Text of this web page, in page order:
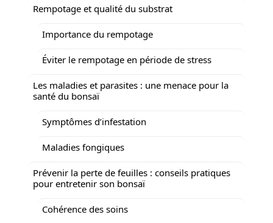
Rempotage et qualité du substrat
Importance du rempotage
Éviter le rempotage en période de stress
Les maladies et parasites : une menace pour la
santé du bonsaï
Symptômes d’infestation
Maladies fongiques
Prévenir la perte de feuilles : conseils pratiques
pour entretenir son bonsaï
Cohérence des soins